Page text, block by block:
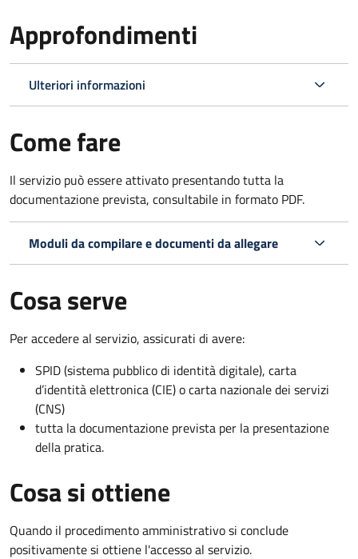
Approfondimenti
Ulteriori informazioni
Come fare
Il servizio può essere attivato presentando tutta la
documentazione prevista, consultabile in formato PDF.
Moduli da compilare e documenti da allegare
Cosa serve
Per accedere al servizio, assicurati di avere:
SPID (sistema pubblico di identità digitale), carta
d’identità elettronica (CIE) o carta nazionale dei servizi
(CNS)
tutta la documentazione prevista per la presentazione
della pratica.
Cosa si ottiene
Quando il procedimento amministrativo si conclude
positivamente si ottiene l'accesso al servizio.